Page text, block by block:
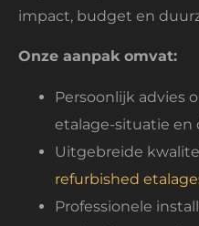
impact, budget en
Onze aanpak omvat:
Persoonlijk advies
etalage-situatie en
Uitgebreide
refurbished
Professionele